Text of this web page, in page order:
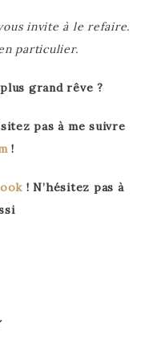
invite à le refaire.
particulier.
grand rêve ?
pas à me suivre
!
! N’hésitez pas à